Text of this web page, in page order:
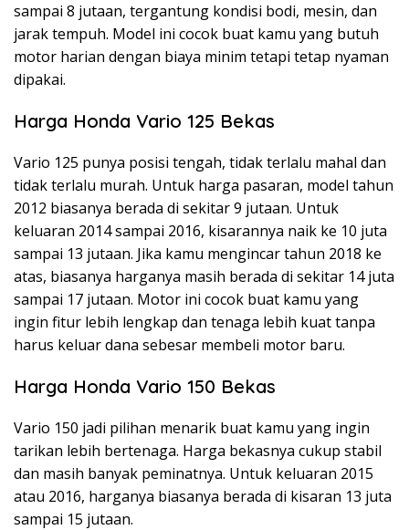
sampai 8 jutaan, tergantung kondisi bodi, mesin, dan
jarak tempuh. Model ini cocok buat kamu yang butuh
motor harian dengan biaya minim tetapi tetap nyaman
dipakai.
Harga Honda Vario 125 Bekas
Vario 125 punya posisi tengah, tidak terlalu mahal dan
tidak terlalu murah. Untuk harga pasaran, model tahun
2012 biasanya berada di sekitar 9 jutaan. Untuk
keluaran 2014 sampai 2016, kisarannya naik ke 10 juta
sampai 13 jutaan. Jika kamu mengincar tahun 2018 ke
atas, biasanya harganya masih berada di sekitar 14 juta
sampai 17 jutaan. Motor ini cocok buat kamu yang
ingin fitur lebih lengkap dan tenaga lebih kuat tanpa
harus keluar dana sebesar membeli motor baru.
Harga Honda Vario 150 Bekas
Vario 150 jadi pilihan menarik buat kamu yang ingin
tarikan lebih bertenaga. Harga bekasnya cukup stabil
dan masih banyak peminatnya. Untuk keluaran 2015
atau 2016, harganya biasanya berada di kisaran 13 juta
sampai 15 jutaan.